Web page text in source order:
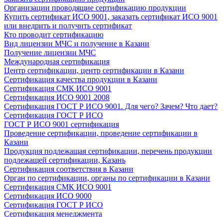
Организации проводящие сертификацию продукции
Купить сертификат ИСО 9001, заказать сертификат ИСО 9001
или внедрить и получить сертификат
Кто проводит сертификацию
Вид лицензии МЧС и получение в Казани
Получение лицензии МЧС
Международная сертификация
Центр сертификации, центр сертификации в Казани
Сертификация качества продукции в Казани
Сертификация СМК ИСО 9001
Сертификация ИСО 9001 2008
Сертификация ГОСТ Р ИСО 9001. Для чего? Зачем? Что дает?
Сертификация ГОСТ Р ИСО
ГОСТ Р ИСО 9001 сертификация
Проведение сертификации, проведение сертификации в
Казани
Продукция подлежащая сертификации, перечень продукции
подлежащей сертификации, Казань
Сертификация соответствия в Казани
Орган по сертификации, органы по сертификации в Казани
Сертификация СМК ИСО 9001
Сертификация ИСО 9000
Сертификация ГОСТ Р ИСО
Сертификация менеджмента